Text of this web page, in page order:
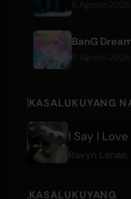
KASALUKUYANG
I Say I Love
Ravyn Lenae
KASALUKUYANG